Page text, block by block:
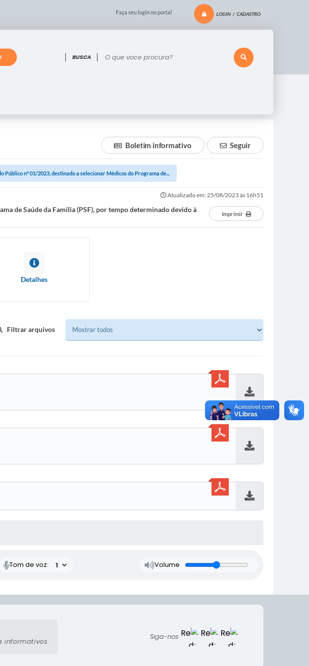
Faça seu login no portal LOGIN / CADASTRO
O que voce procura?
Seguir
Boletim informativo
Público nº 01/2023, destinado a selecionar Médicos do Programa de...
Atualizado em: 25/08/2023 às 16h51
de Saúde da Família (PSF), por tempo determinado devido à
Imprimir
Detalhes
Filtrar arquivos
Baixar
Tom de voz: Volume
Siga-nos
informativos